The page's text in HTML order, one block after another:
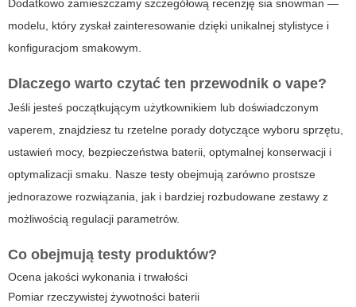
Dodatkowo zamieszczamy szczegółową recenzję sia snowman —
modelu, który zyskał zainteresowanie dzięki unikalnej stylistyce i
konfiguracjom smakowym.
Dlaczego warto czytać ten przewodnik o vape?
Jeśli jesteś początkującym użytkownikiem lub doświadczonym
vaperem, znajdziesz tu rzetelne porady dotyczące wyboru sprzętu,
ustawień mocy, bezpieczeństwa baterii, optymalnej konserwacji i
optymalizacji smaku. Nasze testy obejmują zarówno prostsze
jednorazowe rozwiązania, jak i bardziej rozbudowane zestawy z
możliwością regulacji parametrów.
Co obejmują testy produktów?
Ocena jakości wykonania i trwałości
Pomiar rzeczywistej żywotności baterii